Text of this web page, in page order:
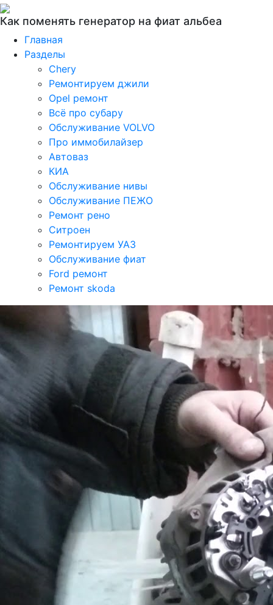
Как поменять генератор на фиат альбеа
Главная
Разделы
Chery
Ремонтируем джили
Opel ремонт
Всё про субару
Обслуживание VOLVO
Про иммобилайзер
Автоваз
КИА
Обслуживание нивы
Обслуживание ПЕЖО
Ремонт рено
Ситроен
Ремонтируем УАЗ
Обслуживание фиат
Ford ремонт
Ремонт skoda